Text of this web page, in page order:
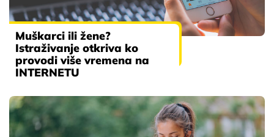
Muškarci ili žene?
Istraživanje otkriva ko
provodi više vremena na
INTERNETU